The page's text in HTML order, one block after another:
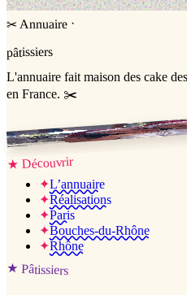
✂ Annuaire ·
pâtissiers
L'annuaire fait maison des cake
en France. ✂️
Jessica & Jérémy ♡
★ Découvrir
✦L’annuaire
✦Réalisations
✦Paris
✦Bouches-du-Rhône
✦Rhône
★ Pâtissiers